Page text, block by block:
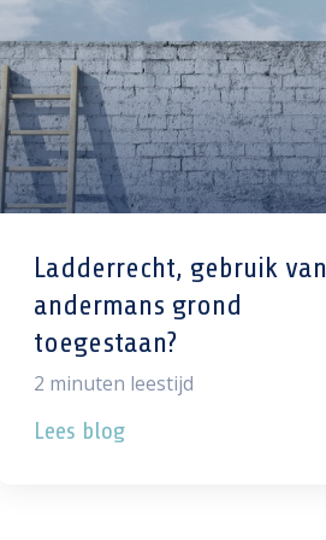
Ladderrecht, gebruik van
andermans grond
toegestaan?
2 minuten leestijd
Lees blog